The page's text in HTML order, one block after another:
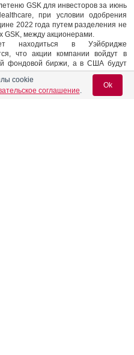
GSK для инвесторов за июнь
при условии одобрения
2022 года путем разделения не
GSK, между акционерами.
находиться в Уэйбридже
что акции компании войдут в
фондовой биржи, а в США будут
откроется в конце 2024
размещены инновационный
cookie
соглашение.
Ok